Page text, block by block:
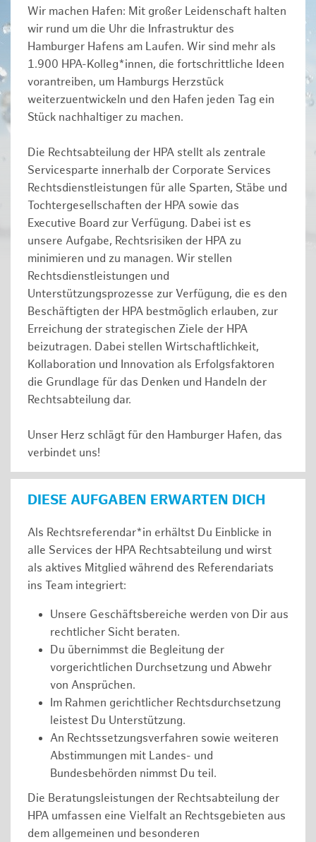
Wir machen Hafen: Mit großer Leidenschaft halten
wir rund um die Uhr die Infrastruktur des
Hamburger Hafens am Laufen. Wir sind mehr als
1.900 HPA-Kolleg*innen, die fortschrittliche Ideen
vorantreiben, um Hamburgs Herzstück
weiterzuentwickeln und den Hafen jeden Tag ein
Stück nachhaltiger zu machen.
Die Rechtsabteilung der HPA stellt als zentrale
Servicesparte innerhalb der Corporate Services
Rechtsdienstleistungen für alle Sparten, Stäbe und
Tochtergesellschaften der HPA sowie das
Executive Board zur Verfügung. Dabei ist es
unsere Aufgabe, Rechtsrisiken der HPA zu
minimieren und zu managen. Wir stellen
Rechtsdienstleistungen und
Unterstützungsprozesse zur Verfügung, die es den
Beschäftigten der HPA bestmöglich erlauben, zur
Erreichung der strategischen Ziele der HPA
beizutragen. Dabei stellen Wirtschaftlichkeit,
Kollaboration und Innovation als Erfolgsfaktoren
die Grundlage für das Denken und Handeln der
Rechtsabteilung dar.
Unser Herz schlägt für den Hamburger Hafen, das
verbindet uns!
DIESE AUFGABEN ERWARTEN DICH
Als Rechtsreferendar*in erhältst Du Einblicke in
alle Services der HPA Rechtsabteilung und wirst
als aktives Mitglied während des Referendariats
ins Team integriert:
Unsere Geschäftsbereiche werden von Dir aus
rechtlicher Sicht beraten.
Du übernimmst die Begleitung der
vorgerichtlichen Durchsetzung und Abwehr
von Ansprüchen.
Im Rahmen gerichtlicher Rechtsdurchsetzung
leistest Du Unterstützung.
An Rechtssetzungsverfahren sowie weiteren
Abstimmungen mit Landes- und
Bundesbehörden nimmst Du teil.
Die Beratungsleistungen der Rechtsabteilung der
HPA umfassen eine Vielfalt an Rechtsgebieten aus
dem allgemeinen und besonderen